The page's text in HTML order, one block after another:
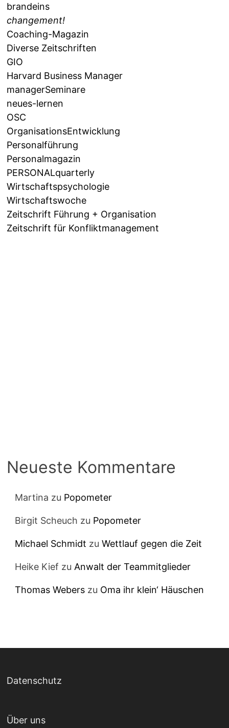
brandeins
changement!
Coaching-Magazin
Diverse Zeitschriften
GIO
Harvard Business Manager
managerSeminare
neues-lernen
OSC
OrganisationsEntwicklung
Personalführung
Personalmagazin
PERSONALquarterly
Wirtschaftspsychologie
Wirtschaftswoche
Zeitschrift Führung + Organisation
Zeitschrift für Konfliktmanagement
Neueste Kommentare
Martina zu Popometer
Birgit Scheuch zu Popometer
Michael Schmidt zuWettlauf gegen die Zeit
Heike Kief zuAnwalt der Teammitglieder
Thomas Webers zu Oma ihr klein‘ Häuschen
Datenschutz
Über uns